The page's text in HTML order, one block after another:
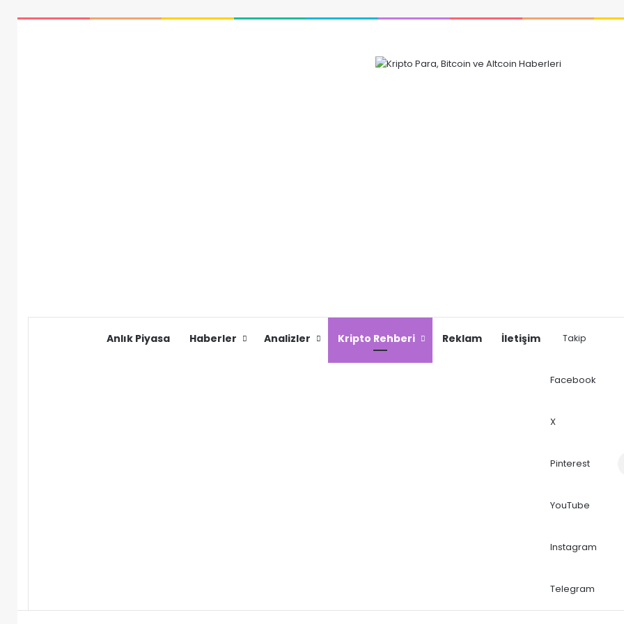
Anlık Piyasa Haberler Analizler Kripto Rehberi Reklam İletişim Takip
Facebook
X
Pinterest
YouTube
Instagram
Telegram